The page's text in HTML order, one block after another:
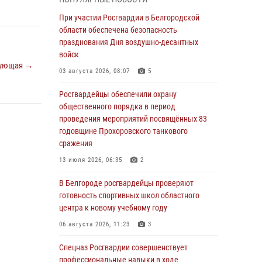
→
лагерь «Солнышко»
07 августа 2026, 07:39 1
Белгородским радиослушателям рассказали
о роли физической культуры в жизни
07 августа 2026, 06:19
Подвиги героев‑росгвардейцев увековечили
в новой музейной экспозиции белгородского
музея‑диорамы «Курская битва.
Белгородское направление»
В Белгороде росгвардейцы проверяют
готовность спортивных школ областного
центра к новому учебному году
Росгвардия обеспечила общественную
При участии Росгвардии в Белгородской
области обеспечена безопасность
празднования Дня воздушно-десантных
войск
03 августа 2026, 08:07 5
Росгвардейцы обеспечили охрану
общественного порядка в период
проведения мероприятий посвящённых 83
годовщине Прохоровского танкового
сражения
13 июля 2026, 06:35 2
В Белгороде росгвардейцы проверяют
готовность спортивных школ областного
центра к новому учебному году
06 августа 2026, 11:23 3
Спецназ Росгвардии совершенствует
профессиональные навыки в ходе